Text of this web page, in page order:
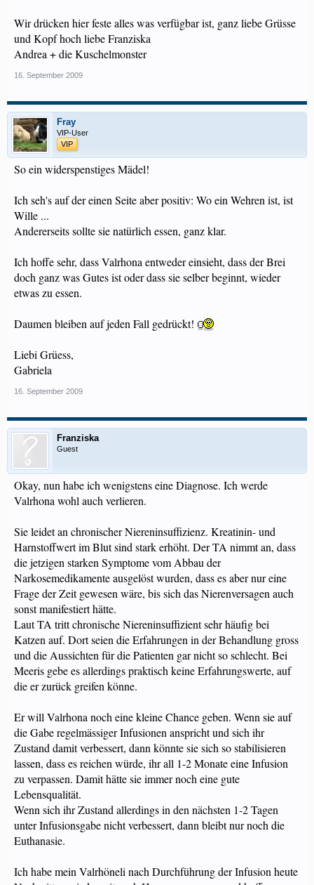
Wir drücken hier feste alles was verfügbar ist, ganz liebe Grüsse
und Kopf hoch liebe Franziska
Andrea + die Kuschelmonster
16. September 2009
Fray
VIP-User
VIP
So ein widerspenstiges Mädel!
Ich seh's auf der einen Seite aber positiv: Wo ein Wehren ist, ist
Wille ...
Andererseits sollte sie natürlich essen, ganz klar.
Ich hoffe sehr, dass Valrhona entweder einsieht, dass der Brei
doch ganz was Gutes ist oder dass sie selber beginnt, wieder
etwas zu essen.
Daumen bleiben auf jeden Fall gedrückt!
Liebi Grüess,
Gabriela
16. September 2009
Franziska
Guest
Okay, nun habe ich wenigstens eine Diagnose. Ich werde
Valrhona wohl auch verlieren.
Sie leidet an chronischer Niereninsuffizienz. Kreatinin- und
Harnstoffwert im Blut sind stark erhöht. Der TA nimmt an, dass
die jetzigen starken Symptome vom Abbau der
Narkosemedikamente ausgelöst wurden, dass es aber nur eine
Frage der Zeit gewesen wäre, bis sich das Nierenversagen auch
sonst manifestiert hätte.
Laut TA tritt chronische Niereninsuffizient sehr häufig bei
Katzen auf. Dort seien die Erfahrungen in der Behandlung gross
und die Aussichten für die Patienten gar nicht so schlecht. Bei
Meeris gebe es allerdings praktisch keine Erfahrungswerte, auf
die er zurück greifen könne.
Er will Valrhona noch eine kleine Chance geben. Wenn sie auf
die Gabe regelmässiger Infusionen anspricht und sich ihr
Zustand damit verbessert, dann könnte sie sich so stabilisieren
lassen, dass es reichen würde, ihr all 1-2 Monate eine Infusion
zu verpassen. Damit hätte sie immer noch eine gute
Lebensqualität.
Wenn sich ihr Zustand allerdings in den nächsten 1-2 Tagen
unter Infusionsgabe nicht verbessert, dann bleibt nur noch die
Euthanasie.
Ich habe mein Valrhöneli nach Durchführung der Infusion heute